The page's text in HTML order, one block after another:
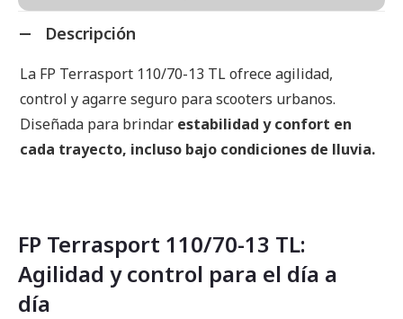
Descripción
La FP Terrasport 110/70-13 TL ofrece agilidad,
control y agarre seguro para scooters urbanos.
Diseñada para brindar estabilidad y confort en
cada trayecto, incluso bajo condiciones de lluvia.
FP Terrasport 110/70-13 TL:
Agilidad y control para el día a
día